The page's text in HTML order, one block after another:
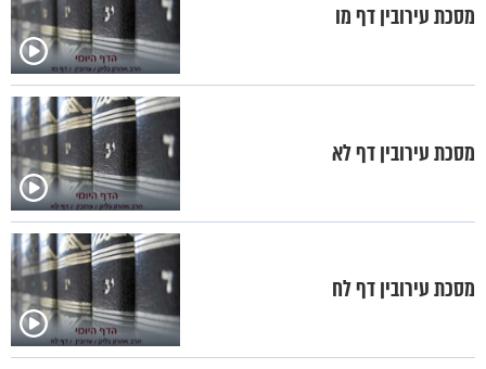
מסכת עירובין דף מו
מסכת עירובין דף לא
מסכת עירובין דף לח